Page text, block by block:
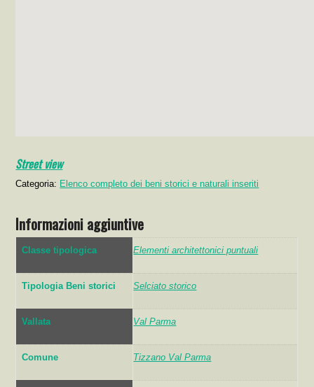
Street view
Categoria: Elenco completo dei beni storici e naturali inseriti
Informazioni aggiuntive
Classe tipologica Elementi architettonici puntuali
Tipologia Beni storici Selciato storico
Vallata Val Parma
Comune Tizzano Val Parma